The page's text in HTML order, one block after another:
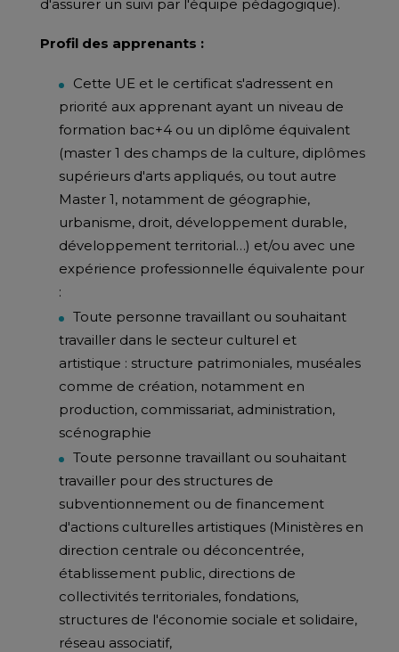
d'assurer un suivi par l'équipe pédagogique).
Profil des apprenants :
Cette UE et le certificat s'adressent en
priorité aux apprenant ayant un niveau de
formation bac+4 ou un diplôme équivalent
(master 1 des champs de la culture, diplômes
supérieurs d'arts appliqués, ou tout autre
Master 1, notamment de géographie,
urbanisme, droit, développement durable,
développement territorial…) et/ou avec une
expérience professionnelle équivalente pour
:
Toute personne travaillant ou souhaitant
travailler dans le secteur culturel et
artistique : structure patrimoniales, muséales
comme de création, notamment en
production, commissariat, administration,
scénographie
Toute personne travaillant ou souhaitant
travailler pour des structures de
subventionnement ou de financement
d'actions culturelles artistiques (Ministères en
direction centrale ou déconcentrée,
établissement public, directions de
collectivités territoriales, fondations,
structures de l'économie sociale et solidaire,
réseau associatif,